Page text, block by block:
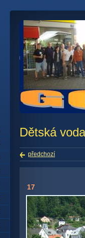
Dětská voda
předchozí
17